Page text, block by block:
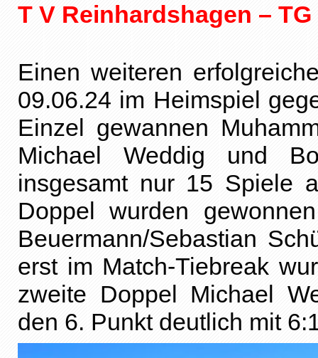
T V Reinhardshagen
Einen weiteren
09.06.24 im Heimspiel
Einzel gewannen
Michael Weddig und
insgesamt nur 15 Spiele
Doppel wurden
Beuermann/Sebastian
erst im Match-Tiebreak
zweite Doppel Michael
den 6. Punkt deutlich mit